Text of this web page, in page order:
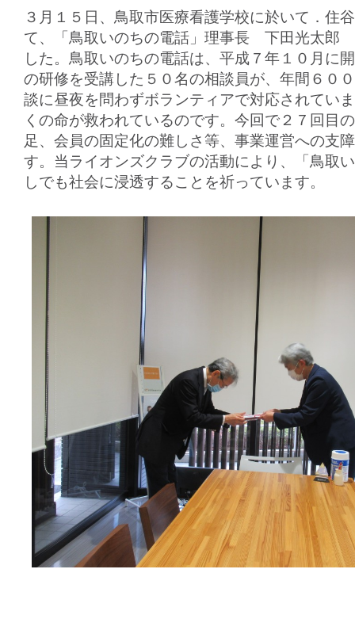
３月１５日、鳥取市医療看護学校に於いて．住
て、「鳥取いのちの電話」理事長 下田光太郎
した。鳥取いのちの電話は、平成７年１０月に
の研修を受講した５０名の相談員が、年間６０
談に昼夜を問わずボランティアで対応されてい
くの命が救われているのです。今回で２７回目
足、会員の固定化の難しさ等、事業運営への支
す。当ライオンズクラブの活動により、「鳥取
しでも社会に浸透することを祈っています。